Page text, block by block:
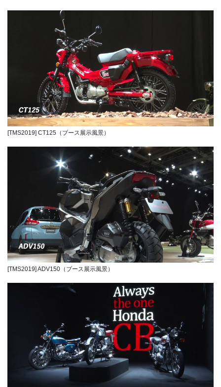
[TMS2019] CT125（ブース展示風景）
[TMS2019] ADV150（ブース展示風景）